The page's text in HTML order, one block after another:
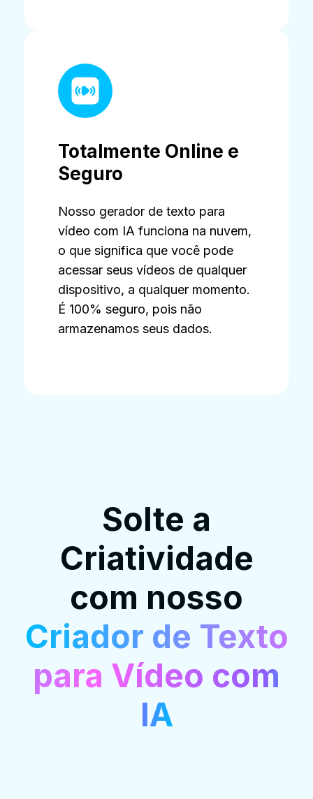
Totalmente Online e
Seguro
Nosso gerador de texto para
vídeo com IA funciona na nuvem,
o que significa que você pode
acessar seus vídeos de qualquer
dispositivo, a qualquer momento.
É 100% seguro, pois não
armazenamos seus dados.
Solte a
Criatividade
com nosso
Criador de Texto
para Vídeo com
IA